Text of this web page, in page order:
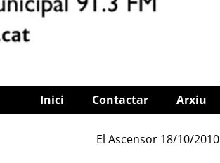
Inici Contactar Arxiu
El Ascensor 18/10/2010